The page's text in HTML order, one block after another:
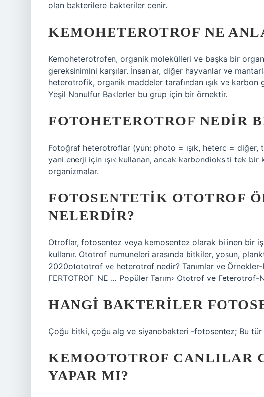
olan bakterilere bakteriler denir.
KEMOHETEROTROF NE
Kemoheterotrofen, organik molekülleri ve başka bir
gereksinimini karşılar. İnsanlar, diğer hayvanlar ve
heterotrofik, organik maddeler tarafından ışık ve
Yeşil Nonulfur Baklerler bu grup için bir örnektir.
FOTOHETEROTROF NEDIR
Fotoğraf heterotroflar (yun: photo = ışık, hetero =
yani enerji için ışık kullanan, ancak karbondioksiti tek bir
organizmalar.
FOTOSENTETIK OTOTROF
NELERDIR?
Otroflar, fotosentez veya kemosentez olarak bilinen bir
kullanır. Ototrof numuneleri arasında bitkiler, yosun,
2020otototrof ve heterotrof nedir? Tanımlar ve Örnekler-
FERTOTROF-NE … Popüler Tarım› Ototrof ve Feterotrof-
HANGI BAKTERILER
Çoğu bitki, çoğu alg ve siyanobakteri -fotosentez; Bu
KEMOOTOTROF CANLILAR
YAPAR MI?